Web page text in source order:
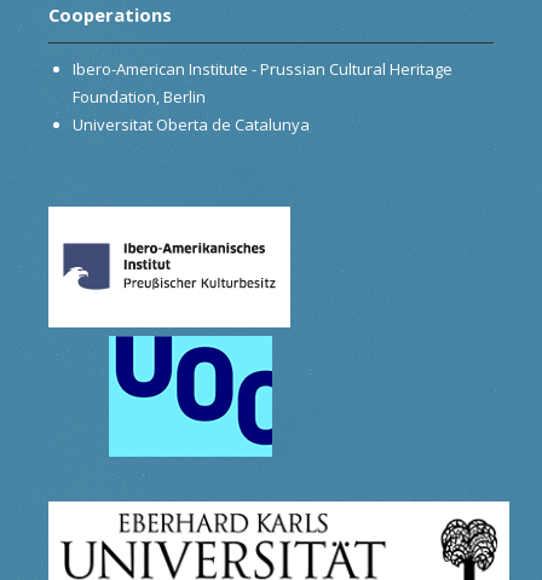
Cooperations
Ibero-American Institute - Prussian Cultural Heritage
Foundation, Berlin
Universitat Oberta de Catalunya